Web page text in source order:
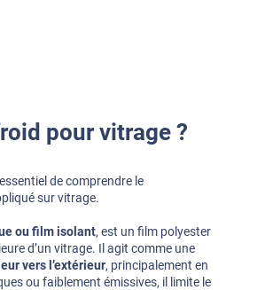
pour vitrage ?
de comprendre le
sur vitrage.
ou film isolant, est un film polyester
d’un vitrage. Il agit comme une
vers l’extérieur, principalement en
ou faiblement émissives, il limite le